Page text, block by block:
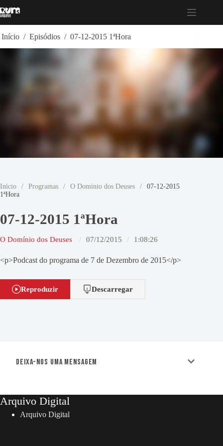
para
Início / Episódios / 07-12-2015 1ªHora
Início / Programas / O Domínio dos Deuses /
07-12-2015
1ªHora
07-12-2015 1ªHora
O Domínio dos Deuses 07/12/2015 1:08:26
<p>Podcast do programa de 7 de Dezembro de 2015</p>
Reproduzir Descarregar
Deixa-nos uma mensagem
Arquivo Digital
Arquivo Digital